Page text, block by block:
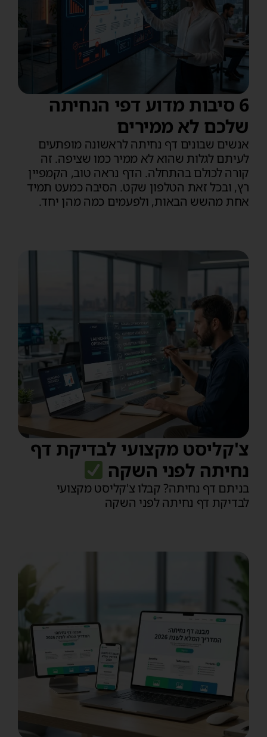
6 סיבות מדוע דפי הנחיתה
שלכם לא ממירים
אנשים שבונים דף נחיתה לראשונה מופתעים
לעיתם לגלות שהוא לא ממיר כמו שציפה. זה
קורה לכולם בהתחלה. הדף נראה טוב, הקמפיין
רץ, ובכל זאת הטלפון שקט. הסיבה כמעט תמיד
אחת מהשש הבאות, ולפעמים כמה מהן יחד.
צ'קליסט מקצועי לבדיקת דף
נחיתה לפני השקה
בניתם דף נחיתה? קבלו צ'קליסט מקצועי
לבדיקת דף נחיתה לפני השקה